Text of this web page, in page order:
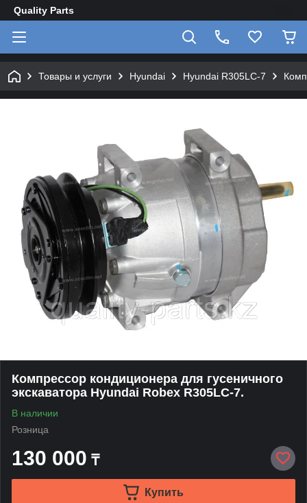
Quality Parts
Товары и услуги Hyundai Hyundai R305LC-7
Компрессор кондиционера для гусеничного
экскаватора Hyundai Robex R305LC-7.
В наличии
Розница
130 000 ₸
Купить